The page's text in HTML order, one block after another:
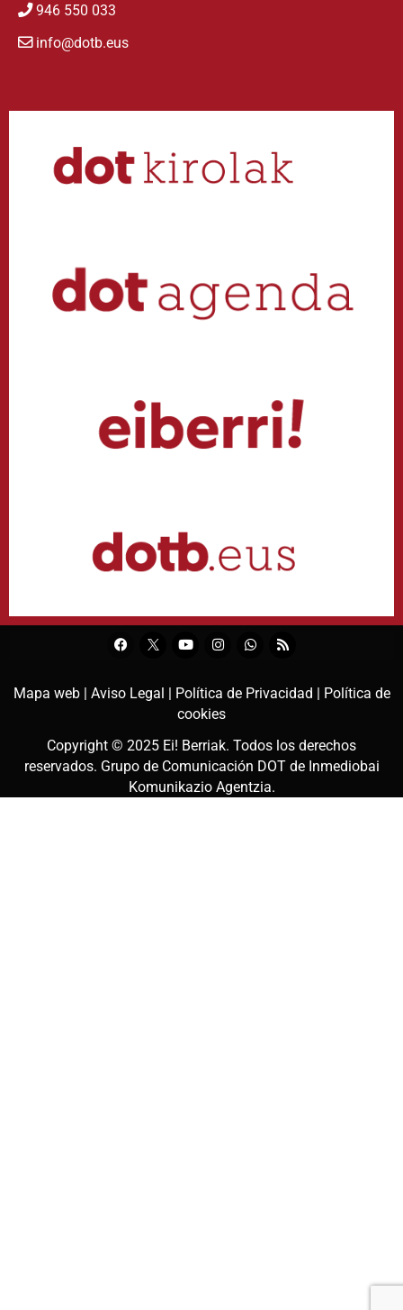
946 550 033
info@dotb.eus
Mapa web | Aviso Legal | Política de Privacidad | Política de
cookies
Copyright © 2025 Ei! Berriak. Todos los derechos
reservados. Grupo de Comunicación DOT de Inmediobai
Komunikazio Agentzia.